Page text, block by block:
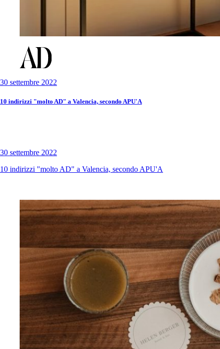
30 settembre 2022
10 indirizzi "molto AD" a Valencia, secondo APU'A
30 settembre 2022
10 indirizzi "molto AD" a Valencia, secondo APU'A